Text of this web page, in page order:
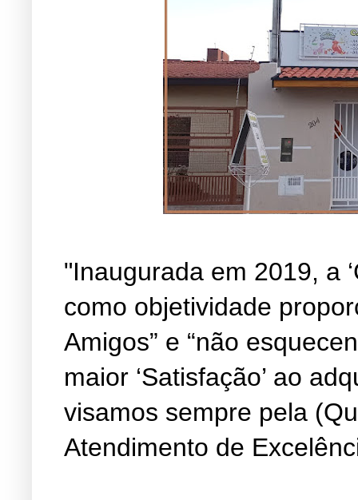
"Inaugurada em 2019, a
como objetividade
Amigos” e “não
maior ‘Satisfação’ ao
visamos sempre pela
Atendimento de